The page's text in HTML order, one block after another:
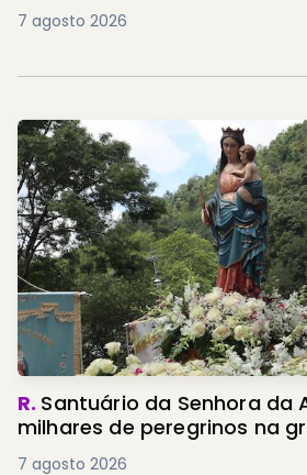
7 agosto 2026
R. Santuário da Senhora da
milhares de peregrinos na
7 agosto 2026